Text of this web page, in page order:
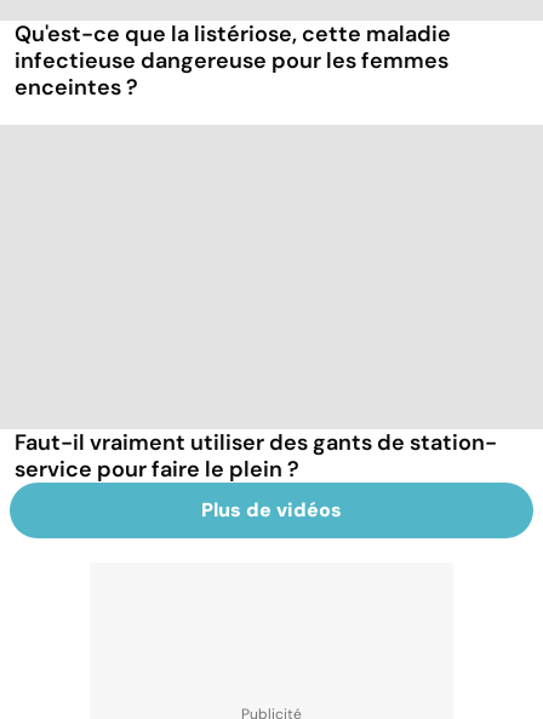
Qu'est-ce que la listériose, cette maladie
infectieuse dangereuse pour les femmes
enceintes ?
Faut-il vraiment utiliser des gants de station-
service pour faire le plein ?
Plus de vidéos